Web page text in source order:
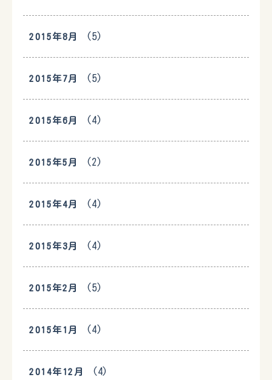
2015年8月 (5)
2015年7月 (5)
2015年6月 (4)
2015年5月 (2)
2015年4月 (4)
2015年3月 (4)
2015年2月 (5)
2015年1月 (4)
2014年12月 (4)